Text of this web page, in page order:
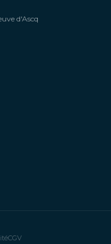
d'Ascq
CGV